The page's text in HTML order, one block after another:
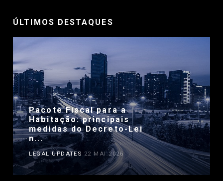
ÚLTIMOS DESTAQUES
Pacote Fiscal para a
Habitação: principais
medidas do Decreto-Lei
n...
LEGAL UPDATES 22 MAI 2026